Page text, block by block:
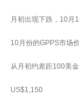
月初出现下跌，10月
10月份的GPPS市场
从月初约差距100美
US$1,150